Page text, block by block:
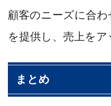
顧客のニーズに合
を提供し、売上を
まとめ